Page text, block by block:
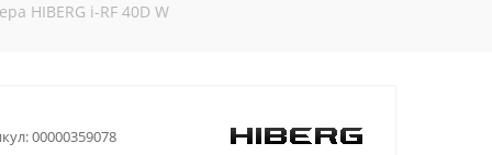
HIBERG i-RF 40D W
00000359078